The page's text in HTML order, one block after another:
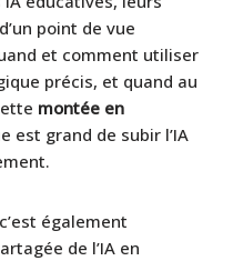
point de vue
et comment utiliser
précis, et quand au
montée en
est grand de subir l’IA
également
de l’IA en